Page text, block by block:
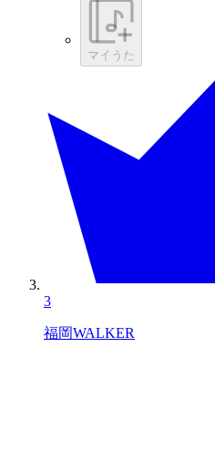
マイうた
3
福岡WALKER